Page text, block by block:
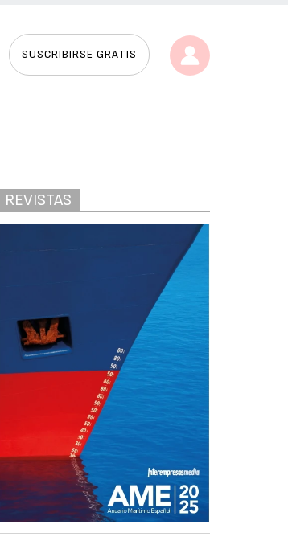
SUSCRIBIRSE GRATIS
REVISTAS